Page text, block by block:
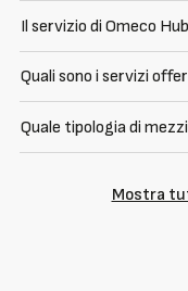
Il servizio di Omeco
Quali sono i servizi
Quale tipologia di
Mostra